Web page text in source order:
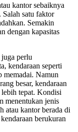
kantor sebaiknya
Salah satu faktor
Semakin
dengan kapasitas
perlu
kendaraan seperti
memadai. Namun
besar, kendaraan
tepat. Kondisi
menentukan jenis
atau kantor berada di
berukuran